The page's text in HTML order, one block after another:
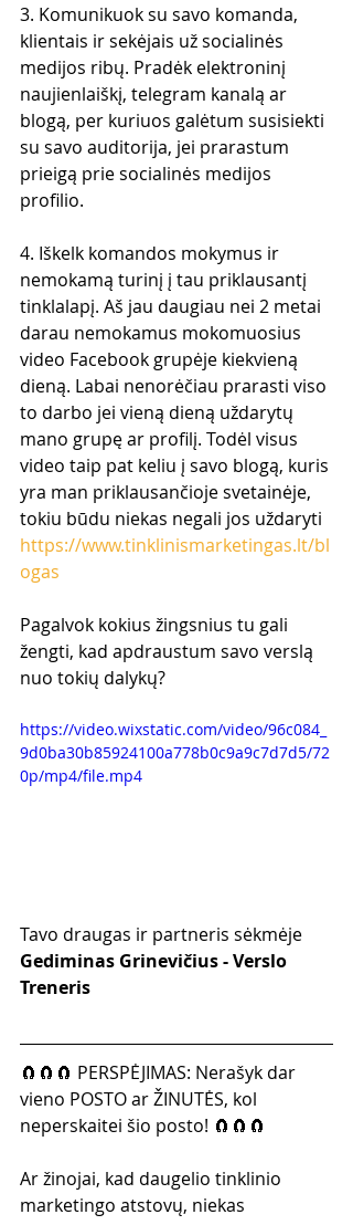
3. Komunikuok su savo komanda,
klientais ir sekėjais už socialinės
medijos ribų. Pradėk elektroninį
naujienlaiškį, telegram kanalą ar
blogą, per kuriuos galėtum susisiekti
su savo auditorija, jei prarastum
prieigą prie socialinės medijos
profilio.
4. Iškelk komandos mokymus ir
nemokamą turinį į tau priklausantį
tinklalapį. Aš jau daugiau nei 2 metai
darau nemokamus mokomuosius
video Facebook grupėje kiekvieną
dieną. Labai nenorėčiau prarasti viso
to darbo jei vieną dieną uždarytų
mano grupę ar profilį. Todėl visus
video taip pat keliu į savo blogą, kuris
yra man priklausančioje svetainėje,
tokiu būdu niekas negali jos uždaryti
https://www.tinklinismarketingas.lt/bl
ogas
Pagalvok kokius žingsnius tu gali
žengti, kad apdraustum savo verslą
nuo tokių dalykų?
https://video.wixstatic.com/video/96c084_
9d0ba30b85924100a778b0c9a9c7d7d5/72
0p/mp4/file.mp4
Tavo draugas ir partneris sėkmėje
Gediminas Grinevičius - Verslo
Treneris
🧲🧲🧲 PERSPĖJIMAS: Nerašyk dar
vieno POSTO ar ŽINUTĖS, kol
neperskaitei šio posto! 🧲🧲🧲
Ar žinojai, kad daugelio tinklinio
marketingo atstovų, niekas